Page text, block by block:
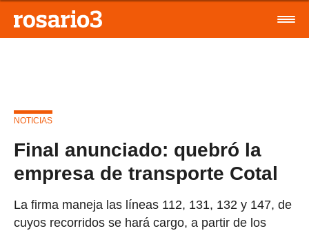
NOTICIAS
Final anunciado: quebró la
empresa de transporte Cotal
La firma maneja las líneas 112, 131, 132 y 147, de
cuyos recorridos se hará cargo, a partir de los